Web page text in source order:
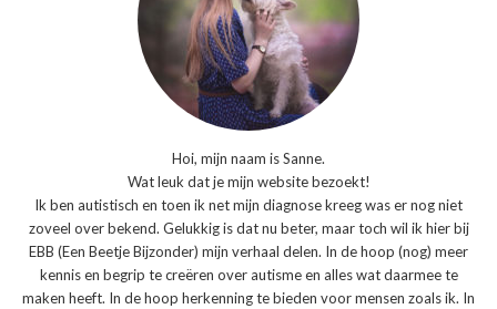
Hoi, mijn naam is Sanne.
Wat leuk dat je mijn website bezoekt!
Ik ben autistisch en toen ik net mijn diagnose kreeg was er nog niet
zoveel over bekend. Gelukkig is dat nu beter, maar toch wil ik hier bij
EBB (Een Beetje Bijzonder) mijn verhaal delen. In de hoop (nog) meer
kennis en begrip te creëren over autisme en alles wat daarmee te
maken heeft. In de hoop herkenning te bieden voor mensen zoals ik. In